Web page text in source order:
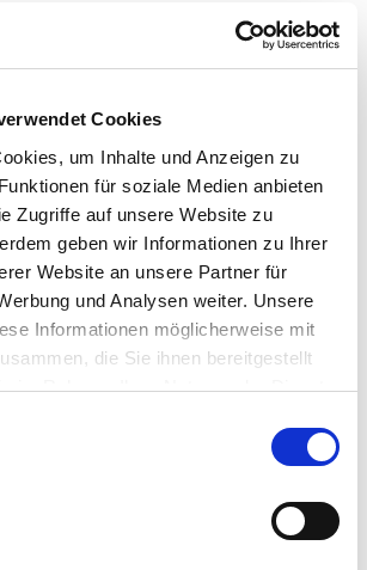
Cookies
um Inhalte und Anzeigen zu
für soziale Medien anbieten
Zugriffe auf unsere Website zu
geben wir Informationen zu Ihrer
Website an unsere Partner für
und Analysen weiter. Unsere
Informationen möglicherweise mit
die Sie ihnen bereitgestellt
im Rahmen Ihrer Nutzung der Dienste